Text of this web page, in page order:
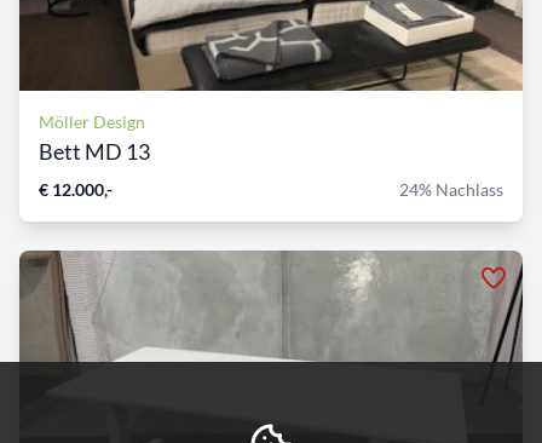
Möller Design
Bett MD 13
€ 12.000,- 24% Nachlass